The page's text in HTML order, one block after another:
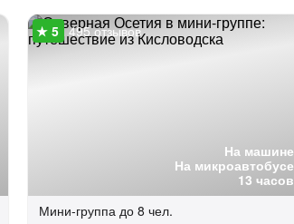
На машине
На микроавтобусе
13 часов
495 отзывов
Мини-группа до 8 чел.